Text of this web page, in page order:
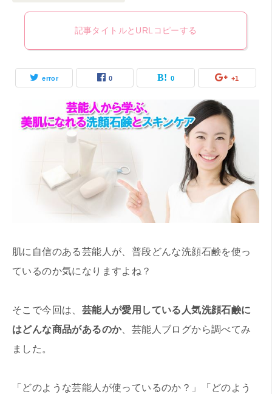
記事タイトルとURLコピーする
error 0 0 +1
肌に自信のある芸能人が、普段どんな洗顔石鹸を使っ
ているのか気になりますよね？
そこで今回は、 芸能人が愛用している人気洗顔石鹸に
はどんな商品があるのか、芸能人ブログから調べてみ
ました。
「どのような芸能人が使っているのか？」「どのよう